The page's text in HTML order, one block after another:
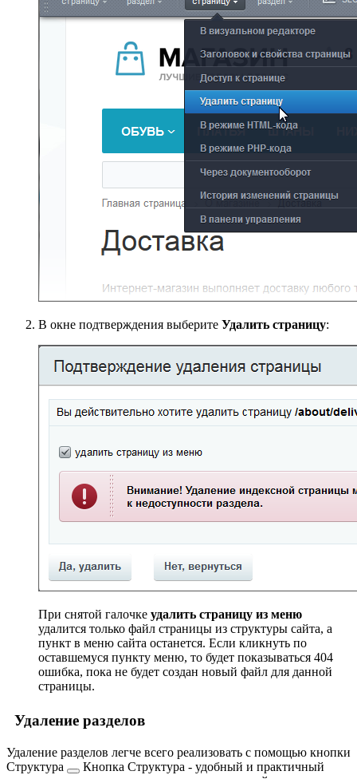
В окне подтверждения выберите Удалить страницу:
При снятой галочке удалить страницу из меню
удалится только файл страницы из структуры сайта, а
пункт в меню сайта останется. Если кликнуть по
оставшемуся пункту меню, то будет показываться 404
ошибка, пока не будет создан новый файл для данной
страницы.
Удаление разделов
Удаление разделов легче всего реализовать с помощью кнопки
Структура
Кнопка Структура - удобный и практичный